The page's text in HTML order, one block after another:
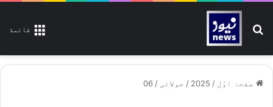
قائمة تلاش کیجیے
صفحۂ اوّل /
2025
/ جولائی /
06